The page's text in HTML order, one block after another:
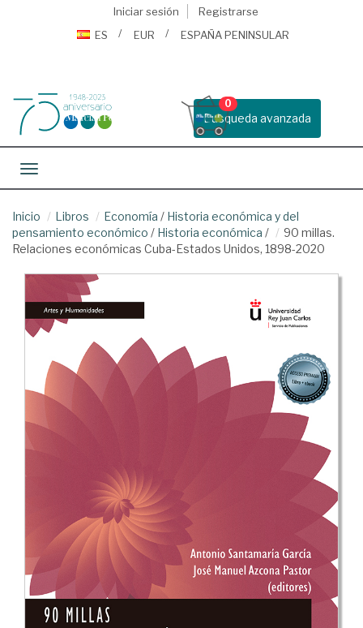
Iniciar sesión
Registrarse
ES
EUR ESPAÑA PENINSULAR
Busqueda avanzada
0
Toggle navigation
Inicio Libros Economía / Historia económica y del
pensamiento económico / Historia económica /
90 millas.
Relaciones económicas Cuba-Estados Unidos, 1898-2020